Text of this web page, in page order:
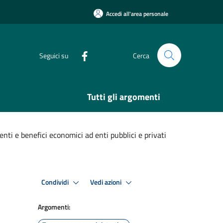
Accedi all'area personale
Seguici su Cerca
Tutti gli argomenti
e benefici economici ad enti pubblici e privati
Condividi Vedi azioni
Argomenti: